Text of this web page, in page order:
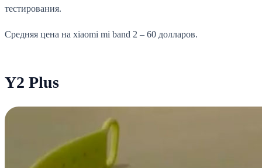
тестирования.
Средняя цена на xiaomi mi band 2 – 60 долларов.
Y2 Plus